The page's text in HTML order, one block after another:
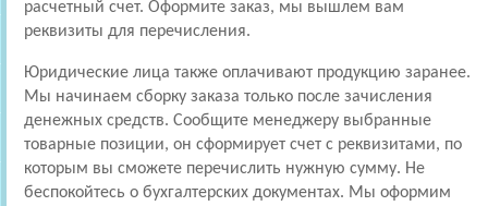
расчетный счет. Оформите заказ, мы вышлем вам
реквизиты для перечисления.
Юридические лица также оплачивают продукцию заранее.
Мы начинаем сборку заказа только после зачисления
денежных средств. Сообщите менеджеру выбранные
товарные позиции, он сформирует счет с реквизитами, по
которым вы сможете перечислить нужную сумму. Не
беспокойтесь о бухгалтерских документах. Мы оформим